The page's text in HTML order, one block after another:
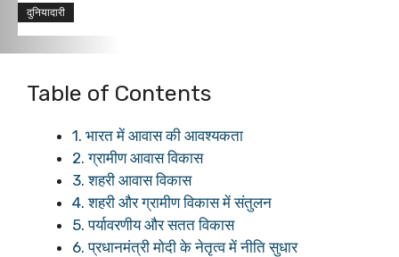
दुनियादारी
Table of Contents
1. भारत में आवास की आवश्यकता
2. ग्रामीण आवास विकास
3. शहरी आवास विकास
4. शहरी और ग्रामीण विकास में संतुलन
5. पर्यावरणीय और सतत विकास
6. प्रधानमंत्री मोदी के नेतृत्व में नीति सुधार